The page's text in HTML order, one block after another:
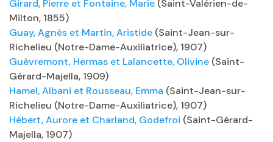
Girard, Pierre et Fontaine, Marie (Saint-Valérien-de-
Milton, 1855)
Guay, Agnès et Martin, Aristide (Saint-Jean-sur-
Richelieu (Notre-Dame-Auxiliatrice), 1907)
Guèvremont, Hermas et Lalancette, Olivine (Saint-
Gérard-Majella, 1909)
Hamel, Albani et Rousseau, Emma (Saint-Jean-sur-
Richelieu (Notre-Dame-Auxiliatrice), 1907)
Hébert, Aurore et Charland, Godefroi (Saint-Gérard-
Majella, 1907)